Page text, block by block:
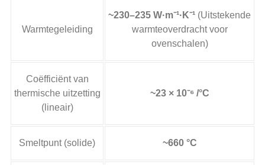
Warmtegeleiding
~230–235 W·m⁻¹·K⁻¹ (Uitstekende
warmteoverdracht voor
ovenschalen)
Coëfficiënt van
thermische uitzetting
(lineair)
~23 × 10⁻⁶ /°C
Smeltpunt (solide) ~660 °C